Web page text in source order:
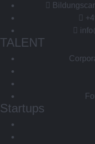
TALENT
Startups